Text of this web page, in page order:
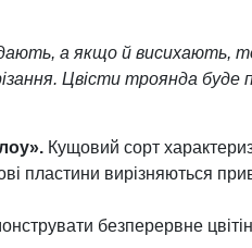
а якщо й висихають,
Цвісти троянда
Кущовий сорт
пластини вирізняються
безперервне